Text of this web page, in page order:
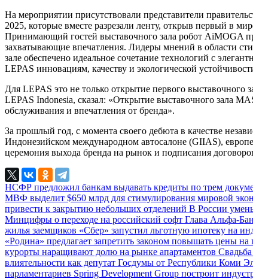
На мероприятии присутствовали представители
2025, которые вместе разрезали ленту, открыв первый в
Принимающий гостей выставочного зала робот AiMOGA
захватывающие впечатления. Лидеры мнений в области
зале обеспечено идеальное сочетание технологий с
LEPAS инновациям, качеству и экологической
Для LEPAS это не только открытие первого
LEPAS Indonesia, сказал: «Открытие выставочного зала
обслуживания и впечатления от бренда».
За прошлый год, с момента своего дебюта в качестве
Индонезийском международном автосалоне (GIIAS),
церемония выхода бренда на рынок и подписания
НСФР предложил банкам выдавать кредиты по трем
МВФ выделит $650 млрд для стимулирования мировой
привести к закрытию небольших отделений В России
Минцифры о переходе на российский софт Глава Альфа-
жилья заемщиков «Сбер» запустил льготную ипотеку на
«Родина» предлагает запретить законом повышать цены
курорты наращивают долю на рынке апартаментов
влиятельности как депутат Госдумы от Республики Коми
парламентариев Spring Development Group построит